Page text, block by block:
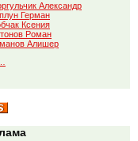
Александр
Герман
Ксения
Роман
Алишер